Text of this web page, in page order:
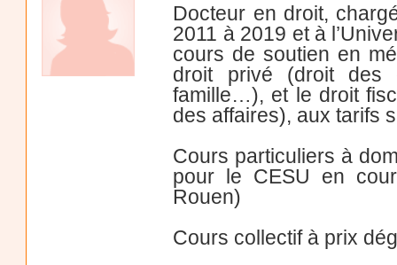
Docteur en droit,
2011 à 2019 et à
cours de soutien en
droit privé (droit des
famille…), et le droit
des affaires), aux tarifs
Cours particuliers à
pour le CESU en
Rouen)
Cours collectif à prix